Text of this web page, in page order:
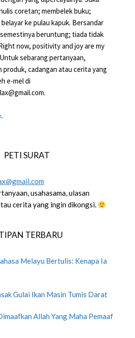
coretan; membelek buku;
ke pulau kapuk. Bersandar
semestinya beruntung; tiada tidak
now, positivity and joy are my
Untuk sebarang pertanyaan,
produk, cadangan atau cerita yang
e-mel di
PETI SURAT
usahasama, ulasan
cerita yang ingin dikongsi.
TERBARU
Melayu Bertulis: Kenapa Ia
Gulai Ikan Masin Tumis Darat
Allah Yang Maha Pemaaf